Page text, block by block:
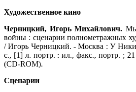
Художественное кино
Черницкий, Игорь Михайлович. Мы
войны : сценарии полнометражных
/ Игорь Черницкий. - Москва : У
с., [1] л. портр. : ил., факс., портр. ;
(CD-ROM).
Сценарии